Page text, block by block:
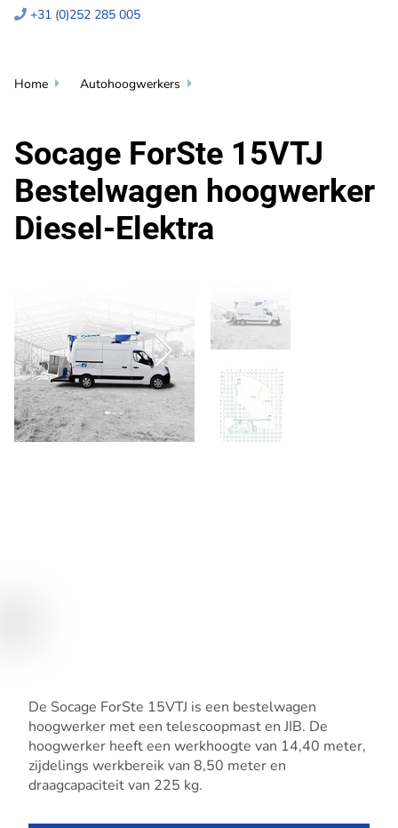
 +31 (0)252 285 005
Home  Autohoogwerkers 
De Socage ForSte 15VTJ is een bestelwagen
hoogwerker met een telescoopmast en JIB. De
hoogwerker heeft een werkhoogte van 14,40 meter,
zijdelings werkbereik van 8,50 meter en
draagcapaciteit van 225 kg.
Socage ForSte 15VTJ
Bestelwagen hoogwerker
Diesel-Elektra